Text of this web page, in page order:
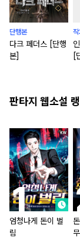
단행본
다크 페더스 [단행
본]
[
판타지 웹소설
엄청나게 돈이 벌
림